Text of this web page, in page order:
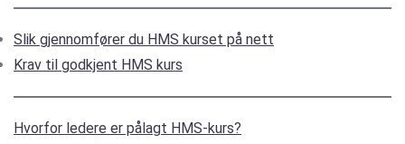
Slik gjennomfører du HMS kurset på nett
Krav til godkjent HMS kurs
Hvorfor ledere er pålagt HMS-kurs?